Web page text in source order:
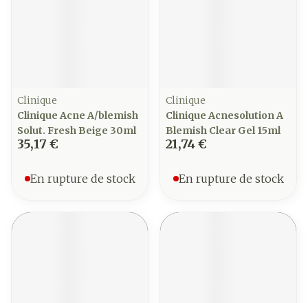
Clinique
Clinique Acne A/blemish
Solut. Fresh Beige 30ml
35,17 €
En rupture de stock
Clinique
Clinique Acnesolution A
Blemish Clear Gel 15ml
21,74 €
En rupture de stock